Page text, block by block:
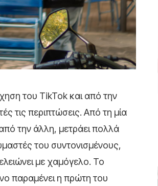
του TikTok και από την
τις περιπτώσεις. Από τη μία
την άλλη, μετράει πολλά
του συντονισμένους,
με χαμόγελο. Το
παραμένει η πρώτη του